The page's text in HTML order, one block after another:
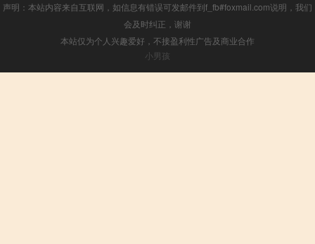
声明：本站内容来自互联网，如信息有错误可发邮件到f_fb#foxmail.com说明，我们
会及时纠正，谢谢
本站仅为个人兴趣爱好，不接盈利性广告及商业合作
小男孩